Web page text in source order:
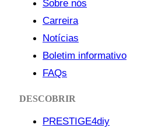
Sobre nós
Carreira
Notícias
Boletim informativo
FAQs
DESCOBRIR
PRESTIGE4diy